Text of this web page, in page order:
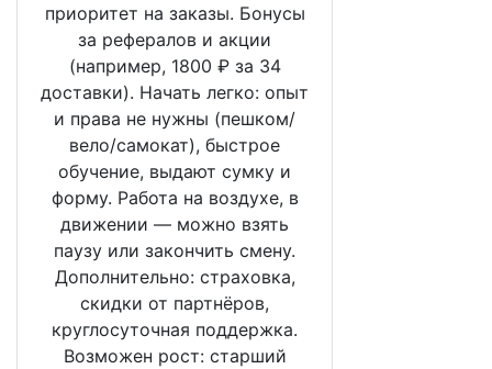
приоритет на заказы. Бонусы
за рефералов и акции
(например, 1800 ₽ за 34
доставки). Начать легко: опыт
и права не нужны (пешком/
вело/самокат), быстрое
обучение, выдают сумку и
форму. Работа на воздухе, в
движении — можно взять
паузу или закончить смену.
Дополнительно: страховка,
скидки от партнёров,
круглосуточная поддержка.
Возможен рост: старший